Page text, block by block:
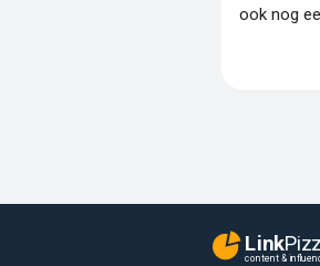
ook nog
Link
content &